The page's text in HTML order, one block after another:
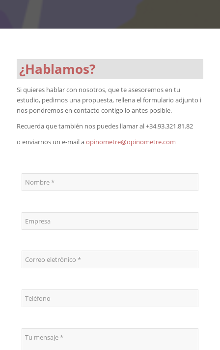
¿Hablamos?
Si quieres hablar con nosotros, que te asesoremos en tu
estudio, pedirnos una propuesta, rellena el formulario adjunto i
nos pondremos en contacto contigo lo antes posible.
Recuerda que también nos puedes llamar al +34.93.321.81.82
o enviarnos un e-mail aopinometre@opinometre.com